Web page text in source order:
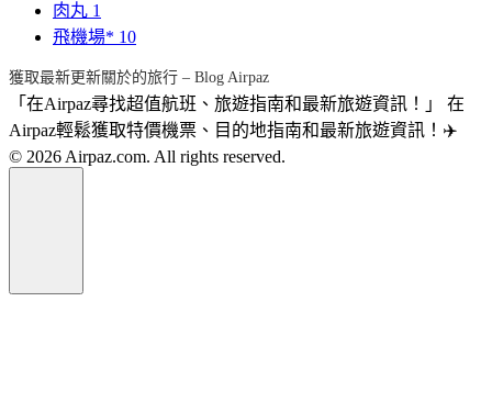
肉丸 1
飛機場* 10
獲取最新更新關於的旅行 – Blog Airpaz
「在Airpaz尋找超值航班、旅遊指南和最新旅遊資訊！」 在
Airpaz輕鬆獲取特價機票、目的地指南和最新旅遊資訊！✈️
© 2026 Airpaz.com. All rights reserved.